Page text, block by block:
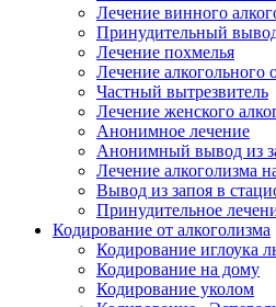
Лечение винного
Принудительный
Лечение похмелья
Лечение алкогольного
Частный вытрезвитель
Лечение женского
Анонимное лечение
Анонимный вывод из
Лечение алкоголизма
Вывод из запоя в
Принудительное
Кодирование от алкоголизма
Кодирование иглоука
Кодирование на дому
Кодирование уколом